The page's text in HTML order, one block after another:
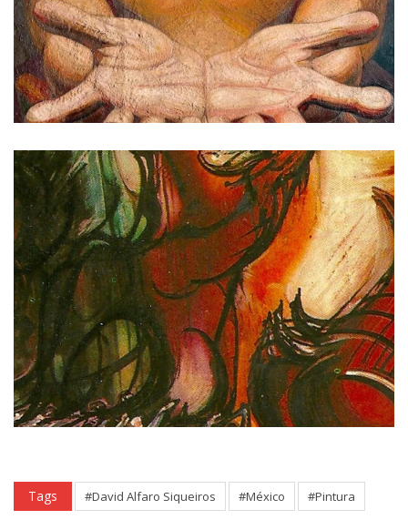
Tags #David Alfaro Siqueiros #México #Pintura